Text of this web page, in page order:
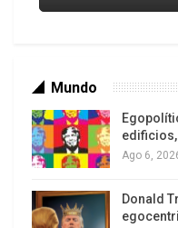
0
Los latinos le van dando
Mundo
Ago 6,
Donald